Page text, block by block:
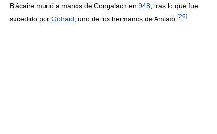
Blácaire murió a manos de Congalach en 948 , tras lo que fue
sucedido por Gofraid , uno de los hermanos de Amlaíb. [26]